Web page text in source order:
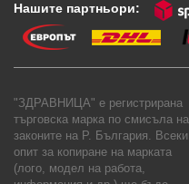
Нашите партньори:
"ЗДРАВНИЦА" е регистрирана
търговска марка по смисъла на
законите на Р. България. Всеки
опит за копиране на марката
(лого, модел на работа,